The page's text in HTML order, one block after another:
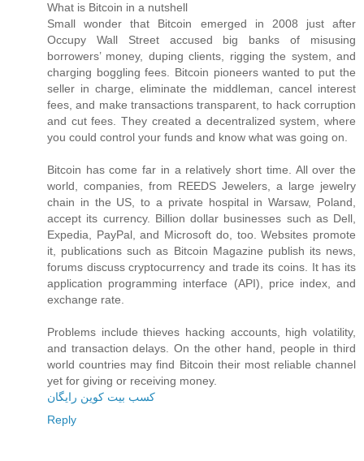
What is Bitcoin in a nutshell
Small wonder that Bitcoin emerged in 2008 just after
Occupy Wall Street accused big banks of misusing
borrowers’ money, duping clients, rigging the system, and
charging boggling fees. Bitcoin pioneers wanted to put the
seller in charge, eliminate the middleman, cancel interest
fees, and make transactions transparent, to hack corruption
and cut fees. They created a decentralized system, where
you could control your funds and know what was going on.
Bitcoin has come far in a relatively short time. All over the
world, companies, from REEDS Jewelers, a large jewelry
chain in the US, to a private hospital in Warsaw, Poland,
accept its currency. Billion dollar businesses such as Dell,
Expedia, PayPal, and Microsoft do, too. Websites promote
it, publications such as Bitcoin Magazine publish its news,
forums discuss cryptocurrency and trade its coins. It has its
application programming interface (API), price index, and
exchange rate.
Problems include thieves hacking accounts, high volatility,
and transaction delays. On the other hand, people in third
world countries may find Bitcoin their most reliable channel
yet for giving or receiving money.
کسب بیت کوین رایگان
Reply